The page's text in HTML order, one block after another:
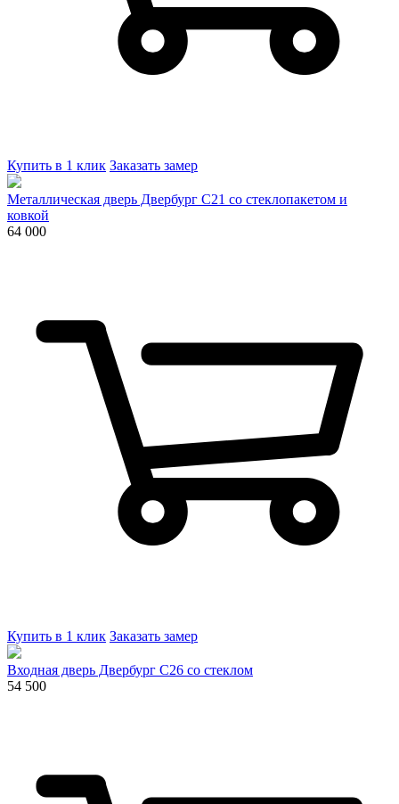
Купить в 1 клик Заказать замер
Металлическая дверь Двербург С21 со стеклопакетом и
ковкой
64 000
Купить в 1 клик Заказать замер
Входная дверь Двербург С26 со стеклом
54 500